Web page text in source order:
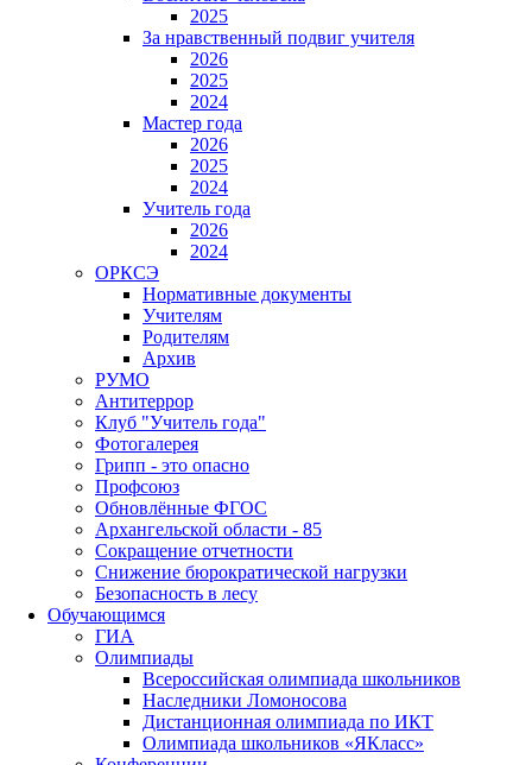
2025
За нравственный подвиг учителя
2026
2025
2024
Мастер года
2026
2025
2024
Учитель года
2026
2024
ОРКСЭ
Нормативные документы
Учителям
Родителям
Архив
РУМО
Антитеррор
Клуб "Учитель года"
Фотогалерея
Грипп - это опасно
Профсоюз
Обновлённые ФГОС
Архангельской области - 85
Сокращение отчетности
Снижение бюрократической нагрузки
Безопасность в лесу
Обучающимся
ГИА
Олимпиады
Всероссийская олимпиада школьников
Наследники Ломоносова
Дистанционная олимпиада по ИКТ
Олимпиада школьников «ЯКласс»